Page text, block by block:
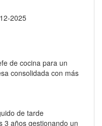
2025
de cocina para un
consolidada con más
de tarde
3 años gestionando un